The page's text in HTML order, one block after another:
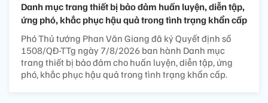
Danh mục trang thiết bị bảo đảm huấn luyện, diễn tập,
ứng phó, khắc phục hậu quả trong tình trạng khẩn cấp
Phó Thủ tướng Phan Văn Giang đã ký Quyết định số
1508/QĐ-TTg ngày 7/8/2026 ban hành Danh mục
trang thiết bị bảo đảm cho huấn luyện, diễn tập, ứng
phó, khắc phục hậu quả trong tình trạng khẩn cấp.